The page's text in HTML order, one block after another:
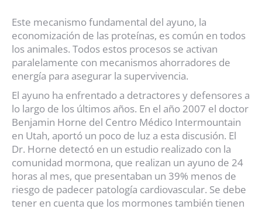
Este mecanismo fundamental del ayuno, la
economización de las proteínas, es común en todos
los animales. Todos estos procesos se activan
paralelamente con mecanismos ahorradores de
energía para asegurar la supervivencia.
El ayuno ha enfrentado a detractores y defensores a
lo largo de los últimos años. En el año 2007 el doctor
Benjamin Horne del Centro Médico Intermountain
en Utah, aportó un poco de luz a esta discusión. El
Dr. Horne detectó en un estudio realizado con la
comunidad mormona, que realizan un ayuno de 24
horas al mes, que presentaban un 39% menos de
riesgo de padecer patología cardiovascular. Se debe
tener en cuenta que los mormones también tienen